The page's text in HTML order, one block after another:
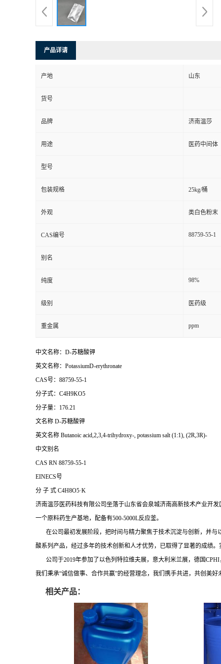
产品详请
产地 山东
货号
品牌 济南温莎
用途 医药中间体
型号
包装规格 25kg/桶
外观 类白色粉末
CAS编号 88759-55-1
别名
纯度 98%
级别 医药级
重金属 ppm
中文名称：D-苏糖酸钾
英文名称：PotassiumD-erythronate
CAS号：88759-55-1
分子式：C4H9KO5
分子量：176.21
文名称 D-苏糖酸钾
英文名称 Butanoic acid,2,3,4-trihydroxy-, potassium salt (1:1), (2R,3R)-
中文别名
CAS RN 88759-55-1
EINECS号
分 子 式 C4H8O5·K
济南温莎医药科技有限公司坐落于山东省会泉城济南高新技术产业开
一个原料药生产基地，配备有500-5000L反应釜。
在公司最初发展阶段，把时间与精力聚焦于技术沉淀与创新，并与以
酸系列产品，经过多年的技术创新和人才优势，已取得了显著的成绩
公司于2019年参加了以色列特拉维夫展，意大利米兰展，德国CPHI
我们秉承“诚信做事、合作共赢”的经营理念，我们携手共进，共创美好
相关产品：